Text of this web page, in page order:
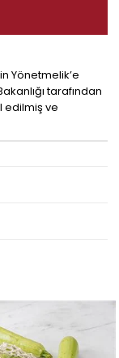
Yönetmelik’e
tarafından
edilmiş ve